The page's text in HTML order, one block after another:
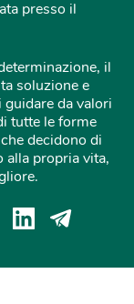
presso il
il
soluzione e
da valori
tutte le forme
decidono di
alla propria vita,